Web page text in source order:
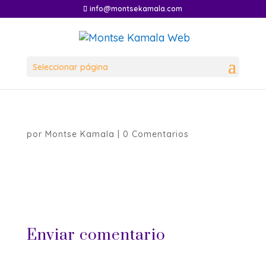
info@montsekamala.com
Seleccionar página
por Montse Kamala 0 Comentarios
Enviar comentario